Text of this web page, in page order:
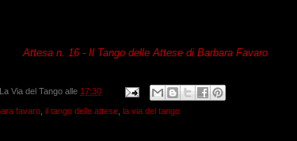
Attesa n. 16 - Il Tango delle Attesedi Barbara Favaro
La Via del Tango alle 17:30
favaro il tango delle attese la via del tango